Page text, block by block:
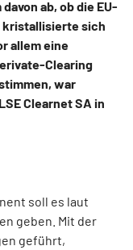
ab, ob die EU-
kristallisierte sich
allem eine
Clearing
war
Clearnet SA in
soll es laut
geben. Mit der
geführt,